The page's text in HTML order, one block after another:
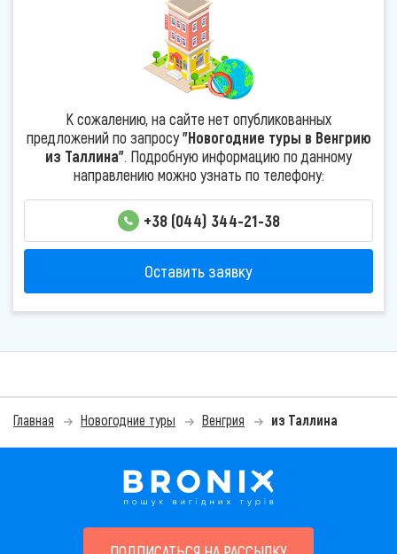
К сожалению, на сайте нет опубликованных
предложений по запросу"Новогодние туры в Венгрию
из Таллина". Подробную информацию по данному
направлению можно узнать по телефону:
+38 (044) 344-21-38
Оставить заявку
Главная Новогодние туры Венгрия из Таллина